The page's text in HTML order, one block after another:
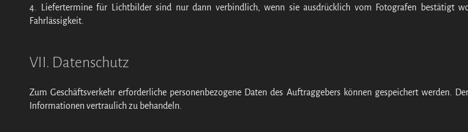
4. Liefertermine für Lichtbilder sind nur dann verbindlich, wenn sie ausdrücklich vom Fotografen bestätigt
Fahrlässigkeit.
VII. Datenschutz
Zum Geschäftsverkehr erforderliche personenbezogene Daten des Auftraggebers können gespeichert werden.
Informationen vertraulich zu behandeln.